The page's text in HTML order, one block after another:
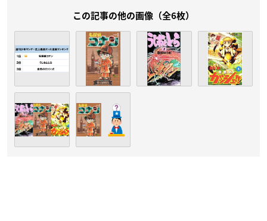
この記事の他の画像（全6枚）